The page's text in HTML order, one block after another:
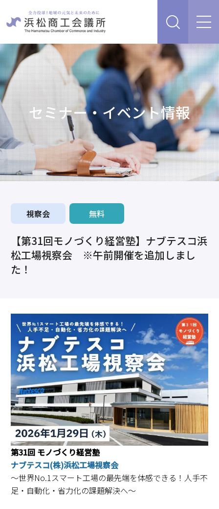
販路を開拓したい、新商品・サービス・技術を開発し
たい
人脈・ネットワークを広げたい
経営について相談したい（経営安定、専門家相談な
ど）
創業、事業承継について相談したい
資金を調達したい
補助金を活用したい
情報収集したい、自社PRをしたい
求職・採用・人材育成をしたい、セミナーで学びたい
原産地証明など証明を取得したい
その他経営相談
経営支援・サービス
検定試験
セミナー・イベント情報
浜松商工会議所について
入会案内
採用情報 相談予約 お問合せ
セミナー・イベント情報
視察会 無料
【第31回モノづくり経営塾】ナブテスコ浜
松工場視察会 ※午前開催を追加しまし
た！
第31回 モノづくり経営塾
ナブテスコ(株)浜松工場視察会
～世界No.1スマート工場の最先端を体感できる！人手不
足・自動化・省力化の課題解決へ～